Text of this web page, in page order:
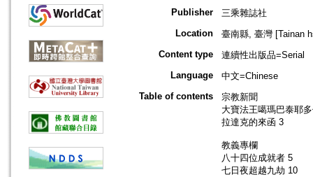
Publisher
三乘雜誌社
Location
臺南縣, 臺灣 [Tainan
Content type
連續性出版品=Serial
Language
中文=Chinese
Table of contents
宗教新聞
大寶法王噶瑪巴泰耶
拉達克的來函 3
教義專欄
八十四位成就者 5
七日夜超越九劫 10